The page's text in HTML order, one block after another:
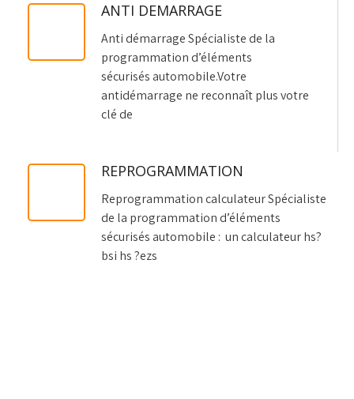
ANTI DEMARRAGE
Anti démarrage Spécialiste de la
programmation d’éléments
sécurisés automobile.Votre
antidémarrage ne reconnaît plus votre
clé de
REPROGRAMMATION
Reprogrammation calculateur Spécialiste
de la programmation d’éléments
sécurisés automobile : un calculateur hs?
bsi hs ?ezs